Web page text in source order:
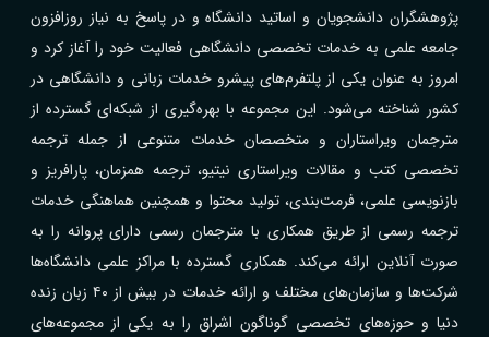
پژوهشگران دانشجویان و اساتید دانشگاه و در پاسخ به نیاز روزافزون
جامعه علمی به خدمات تخصصی دانشگاهی فعالیت خود را آغاز کرد و
امروز به عنوان یکی از پلتفرم‌های پیشرو خدمات زبانی و دانشگاهی در
کشور شناخته می‌شود. این مجموعه با بهره‌گیری از شبکه‌ای گسترده از
مترجمان ویراستاران و متخصصان خدمات متنوعی از جمله ترجمه
تخصصی کتب و مقالات ویراستاری نیتیو، ترجمه همزمان، پارافریز و
بازنویسی علمی، فرمت‌بندی، تولید محتوا و همچنین هماهنگی خدمات
ترجمه رسمی از طریق همکاری با مترجمان رسمی دارای پروانه را به
صورت آنلاین ارائه می‌کند. همکاری گسترده با مراکز علمی دانشگاه‌ها
شرکت‌ها و سازمان‌های مختلف و ارائه خدمات در بیش از ۴۰ زبان زنده
دنیا و حوزه‌های تخصصی گوناگون اشراق را به یکی از مجموعه‌های